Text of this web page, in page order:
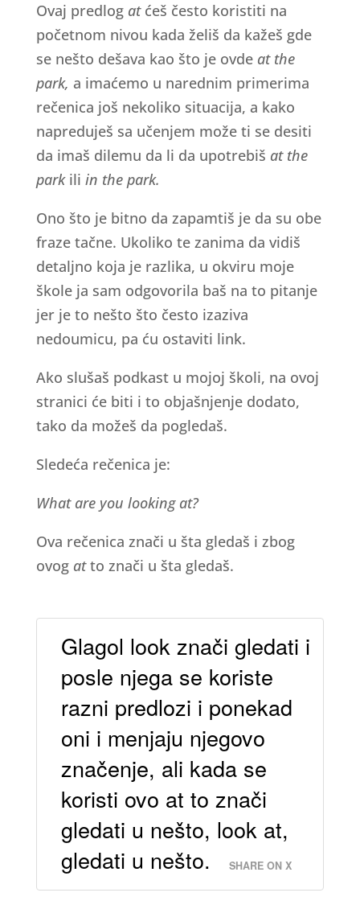
Ovaj predlog at ćeš često koristiti na
početnom nivou kada želiš da kažeš gde
se nešto dešava kao što je ovde at the
park, a imaćemo u narednim primerima
rečenica još nekoliko situacija, a kako
napreduješ sa učenjem može ti se desiti
da imaš dilemu da li da upotrebiš at the
park ili in the park.
Ono što je bitno da zapamtiš je da su obe
fraze tačne. Ukoliko te zanima da vidiš
detaljno koja je razlika, u okviru moje
škole ja sam odgovorila baš na to pitanje
jer je to nešto što često izaziva
nedoumicu, pa ću ostaviti link.
Ako slušaš podkast u mojoj školi, na ovoj
stranici će biti i to objašnjenje dodato,
tako da možeš da pogledaš.
Sledeća rečenica je:
What are you looking at?
Ova rečenica znači u šta gledaš i zbog
ovog atto znači u šta gledaš.
Glagol look znači gledati i
posle njega se koriste
razni predlozi i ponekad
oni i menjaju njegovo
značenje, ali kada se
koristi ovo at to znači
gledati u nešto, look at,
gledati u nešto.
SHARE ON X